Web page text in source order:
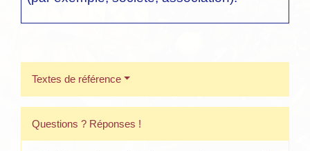
Textes de référence
Questions ? Réponses !